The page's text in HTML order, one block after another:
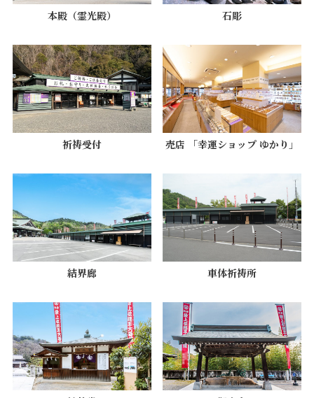
本殿（霊光殿） 石彫
祈祷受付 売店 「幸運ショップ ゆかり」
結界廊 車体祈祷所